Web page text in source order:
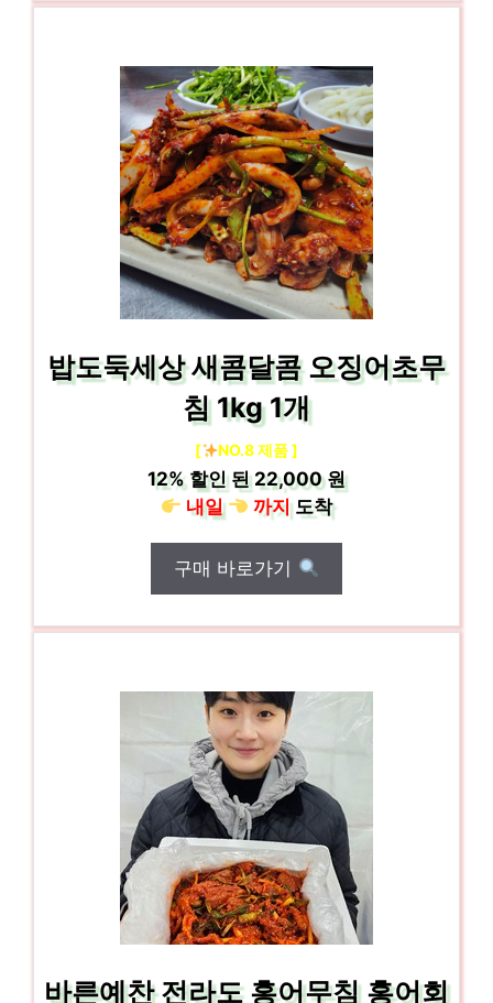
밥도둑세상 새콤달콤 오징어초무
침 1kg 1개
[ NO.8 제품 ]
12%할인 된22,000 원
내일
까지도착
구매 바로가기
바른예찬 전라도 홍어무침 홍어회